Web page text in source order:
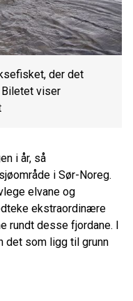
der det
viser
i år, så
i Sør-Noreg.
elvane og
ekstraordinære
rundt desse fjordane. I
det som ligg til grunn